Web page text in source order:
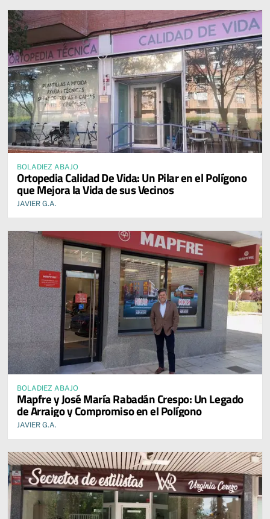
BOLADIEZ ABAJO
Ortopedia Calidad De Vida: Un Pilar en el Polígono
que Mejora la Vida de sus Vecinos
JAVIER G.A.
BOLADIEZ ABAJO
Mapfre y José María Rabadán Crespo: Un Legado
de Arraigo y Compromiso en el Polígono
JAVIER G.A.